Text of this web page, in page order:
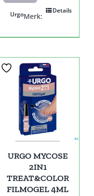
Details
Merk:
Urgo
URGO MYCOSE
2IN1
TREAT&COLOR
FILMOGEL 4ML